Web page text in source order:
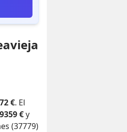
€. El
9359 €y
(37779)